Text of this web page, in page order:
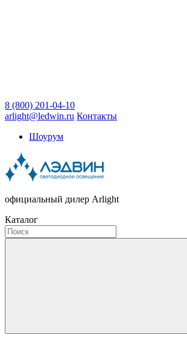
8 (800) 201-04-10
arlight@ledwin.ru Контакты
Шоурум
официальный дилер Arlight
Каталог